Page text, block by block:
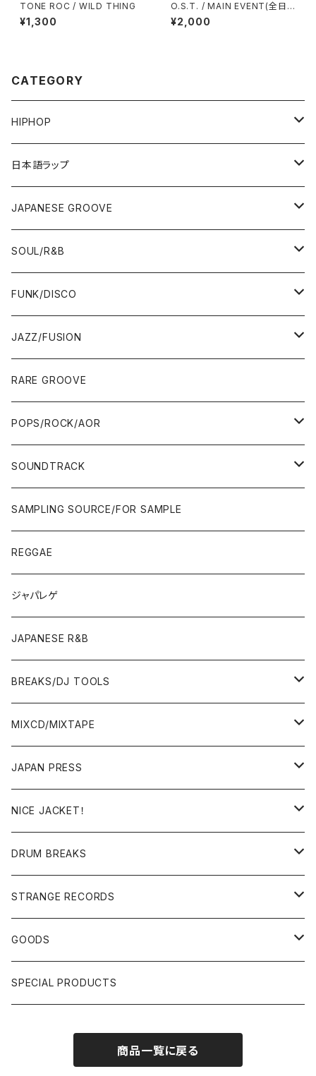
TONE ROC / WILD THING
¥1,300
O.S.T. / MAIN EVENT(全日本
プロレス・テーマ・ソング・コレク
ション)
¥2,000
CATEGORY
HIPHOP
12"/7"
80'S OLD SCHOOL
EARLY 90'S MIDDLE〜NEW SCHOOL
JAPAN ONLY RELEASE/REMIX
LP
80'S OLD SCHOOL
EARLY 90'S MIDDLE〜NEW SCHOOL
JAPAN ONLY RELEASE/REMIX
日本語ラップ
12"/7"
80'S OLD SCHOOL〜EARLY 90'S
MID〜LATE 90'S
LP
80'S OLD SCHOOL〜EARLY 90'S
MID〜LATE 90'S
CD/TAPE
CD-R/DEMO/SAMPLE
CD ALBUM
JAPANESE GROOVE
LP
60'S/70'S
80'S
7"/12"
60'S/70'S
80'S
SOUL/R&B
LP
60'S/70'S
80'S
12"/7"
60'S/70'S
80'S
FUNK/DISCO
LP
70'S
80'S
12"/7"
70'S
80'S
JAZZ/FUSION
JAZZ
FUSION
RARE GROOVE
POPS/ROCK/AOR
POPS/S.S.W.
ROCK/AOR
SOUNDTRACK
LP
JAPANESE
OTHERS
7"/12"
JAPANESE
OTHERS
SAMPLING SOURCE/FOR SAMPLE
REGGAE
ジャパレゲ
JAPANESE R&B
BREAKS/DJ TOOLS
BREAKS/MEGAMIX/CUT UP
RE-EDIT/DJ TOOLS
MIXCD/MIXTAPE
MIXCD
日本語ラップ
JAPANESE DJ
MIXTAPE
JAPAN PRESS
LP(+ OBI)
7"/12"
NICE JACKET！
DONUTS 45
GIRLS
HIPHOP CLASSIC GALLERY
日本語ラップ CLASSIC GALLERY
DRUM BREAKS
US/UK/OTHERS
JAPANESE
STRANGE RECORDS
DRUM DRUM DRUM/KARAOKE
パチソン/AUDIO CHECK/LIBRARY
GOODS
BOOK
SPECIAL PRODUCTS
商品一覧に戻る